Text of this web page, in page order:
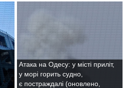
Атака на Одесу: у місті приліт,
у морі горить судно,
є постраждалі (оновлено,